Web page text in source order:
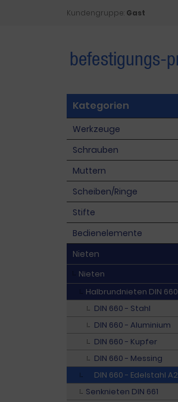
Kundengruppe: Gast
Kategorien
Werkzeuge
Schrauben
Muttern
Scheiben/Ringe
Stifte
Bedienelemente
Nieten
Nieten
Halbrundnieten DIN 660
DIN 660 - Stahl
DIN 660 - Aluminium
DIN 660 - Kupfer
DIN 660 - Messing
DIN 660 - Edelstahl A2
Senknieten DIN 661